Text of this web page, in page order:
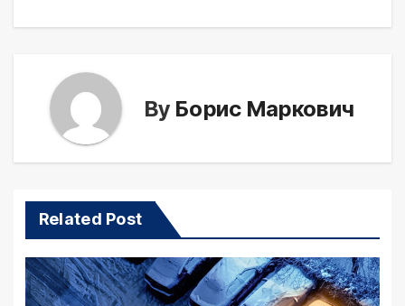
By Борис Маркович
Related Post